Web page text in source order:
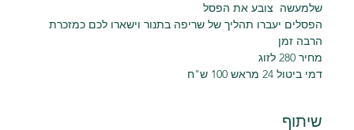
שלמעשה  צובע את הפסל
הפסלים יעברו תהליך של שריפה בתנור וישארו לכם כמזכרת
הרבה זמן
מחיר 280 לזוג
דמי ביטול 24 מראש 100 ש"ח
שיתוף